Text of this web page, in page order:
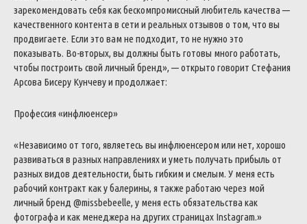
зарекомендовать себя как бескомпромиссный любитель качества —
качественного контента в сети и реальных отзывов о том, что вы
продвигаете. Если это вам не подходит, то не нужно это
показывать. Во-вторых, вы должны быть готовы много работать,
чтобы построить свой личный бренд», — открыто говорит Стефания
Арсова Бисеру Кунчеву и продолжает:
Профессия «инфлюенсер»
«Независимо от того, являетесь вы инфлюенсером или нет, хорошо
развиваться в разных направлениях и уметь получать прибыль от
разных видов деятельности, быть гибким и смелым. У меня есть
рабочий контракт как у балерины, я также работаю через мой
личный бренд @missbebeelle, у меня есть обязательства как
фотографа и как менеджера на других страницах Instagram.»